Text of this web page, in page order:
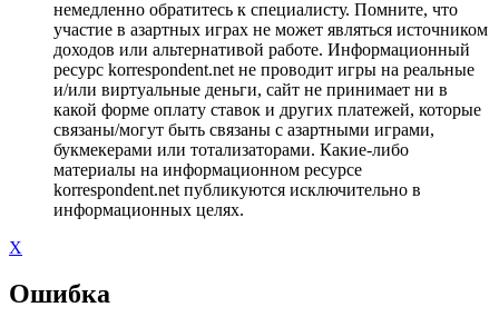
немедленно обратитесь к специалисту. Помните, что
участие в азартных играх не может являться источником
доходов или альтернативой работе. Информационный
ресурс korrespondent.net не проводит игры на реальные
и/или виртуальные деньги, сайт не принимает ни в
какой форме оплату ставок и других платежей, которые
связаны/могут быть связаны с азартными играми,
букмекерами или тотализаторами. Какие-либо
материалы на информационном ресурсе
korrespondent.net публикуются исключительно в
информационных целях.
X
Ошибка